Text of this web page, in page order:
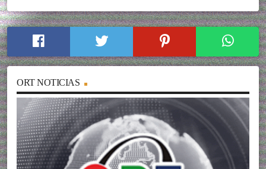
ORT NOTICIAS